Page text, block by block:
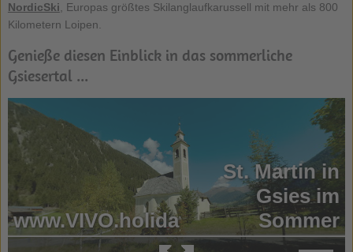
NordicSki, Europas größtes Skilanglaufkarussell mit mehr als 800
Kilometern Loipen.
Genieße diesen Einblick in das sommerliche
Gsiesertal ...